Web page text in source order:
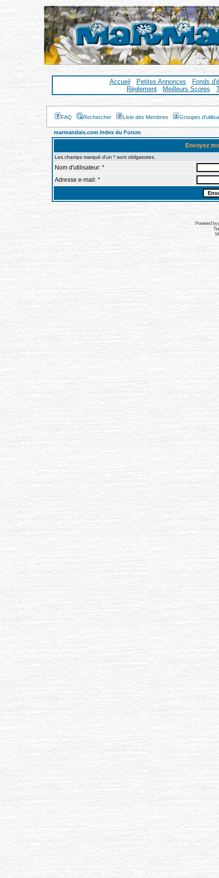
Accueil Petites Annonces
Fonds
Règlement
Meilleurs Scores
FAQ Rechercher Liste des Membres Groupes
marmandais.com Index du Forum
Envoyez
Les champs marqué d'un * sont obligatoires.
Nom d'utilisateur: *
Adresse e-mail: *
Powered by